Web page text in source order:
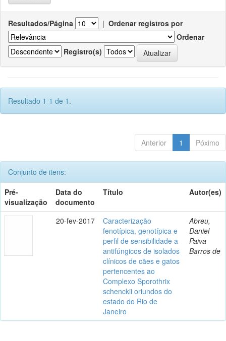
Resultados/Página | Ordenar registros por
Ordenar
Registro(s)
Resultado 1-1 de 1.
Anterior 1 Póximo
Conjunto de itens:
Pré-
visualização
Data do
documento
Título Autor(es)
20-fev-2017
Caracterização
fenotípica, genotípica e
perfil de sensibilidade a
antifúngicos de isolados
clínicos de cães e gatos
pertencentes ao
Complexo Sporothrix
schenckii oriundos do
estado do Rio de
Janeiro
Abreu,
Daniel
Paiva
Barros de